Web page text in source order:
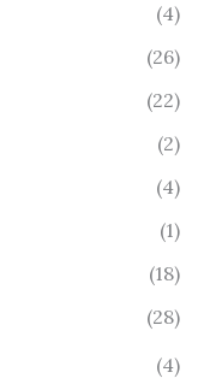
(4)
(26)
(22)
(2)
(4)
(1)
(18)
(28)
(4)